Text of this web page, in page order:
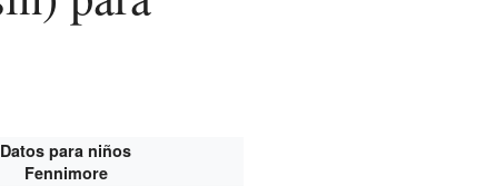
Datos para niños
Fennimore